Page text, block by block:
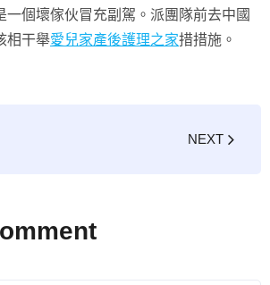
一個壞傢伙冒充副駕。派團隊前去中國
相干舉愛兒家產後護理之家措措施。
NEXT